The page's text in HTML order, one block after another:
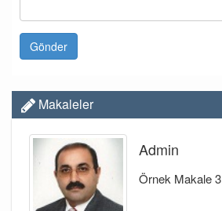
Gönder
Makaleler
Admin
Örnek Makale 3